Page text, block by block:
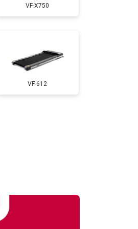
ЗаказатьVF-X750
VF-612